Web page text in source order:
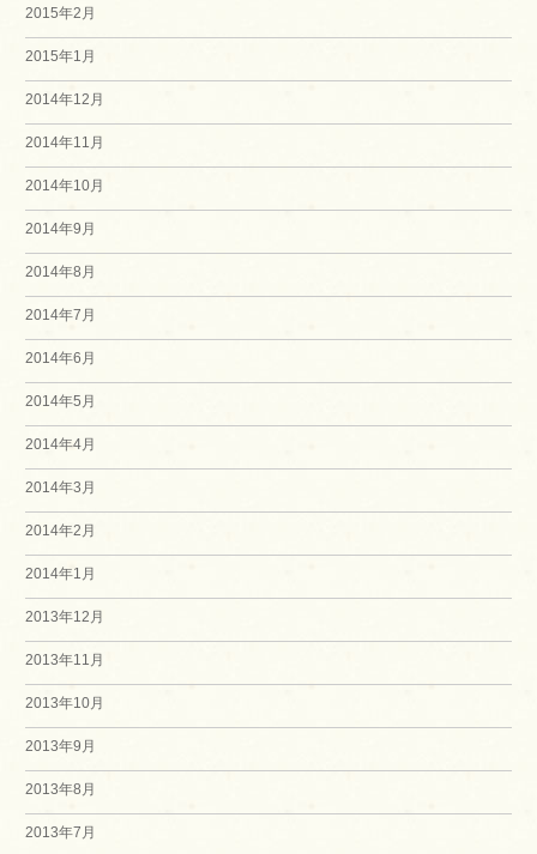
2015年2月
2015年1月
2014年12月
2014年11月
2014年10月
2014年9月
2014年8月
2014年7月
2014年6月
2014年5月
2014年4月
2014年3月
2014年2月
2014年1月
2013年12月
2013年11月
2013年10月
2013年9月
2013年8月
2013年7月